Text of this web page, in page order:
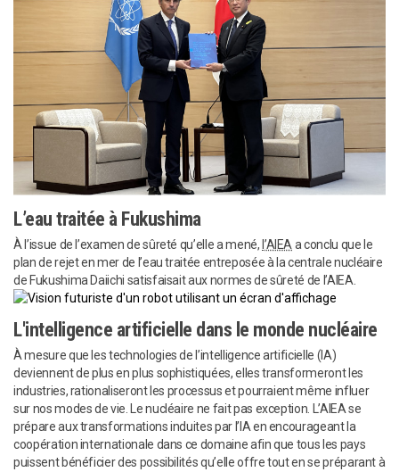
L’eau traitée à Fukushima
À l’issue de l’examen de sûreté qu’elle a mené, l’AIEA a conclu que le
plan de rejet en mer de l’eau traitée entreposée à la centrale nucléaire
de Fukushima Daiichi satisfaisait aux normes de sûreté de l’AIEA.
L'intelligence artificielle dans le monde nucléaire
À mesure que les technologies de l’intelligence artificielle (IA)
deviennent de plus en plus sophistiquées, elles transformeront les
industries, rationaliseront les processus et pourraient même influer
sur nos modes de vie. Le nucléaire ne fait pas exception. L’AIEA se
prépare aux transformations induites par l’IA en encourageant la
coopération internationale dans ce domaine afin que tous les pays
puissent bénéficier des possibilités qu’elle offre tout en se préparant à